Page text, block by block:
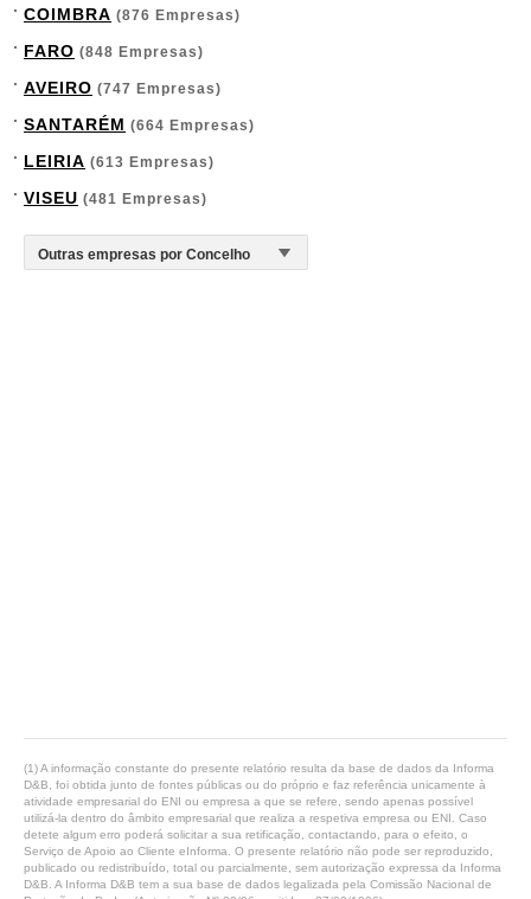
COIMBRA (876 Empresas)
FARO (848 Empresas)
AVEIRO (747 Empresas)
SANTARÉM (664 Empresas)
LEIRIA (613 Empresas)
VISEU (481 Empresas)
(1) A informação constante do presente relatório resulta da base de dados da Informa
D&B, foi obtida junto de fontes públicas ou do próprio e faz referência unicamente à
atividade empresarial do ENI ou empresa a que se refere, sendo apenas possível
utilizá-la dentro do âmbito empresarial que realiza a respetiva empresa ou ENI. Caso
detete algum erro poderá solicitar a sua retificação, contactando, para o efeito, o
Serviço de Apoio ao Cliente eInforma. O presente relatório não pode ser reproduzido,
publicado ou redistribuído, total ou parcialmente, sem autorização expressa da Informa
D&B. A Informa D&B tem a sua base de dados legalizada pela Comissão Nacional de